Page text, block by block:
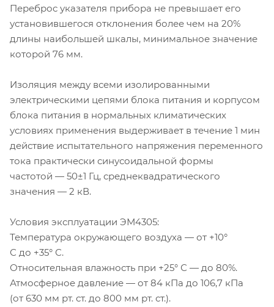
Переброс указателя прибора не превышает его
установившегося отклонения более чем на 20%
длины наибольшей шкалы, минимальное значение
которой 76 мм.
Изоляция между всеми изолированными
электрическими цепями блока питания и корпусом
блока питания в нормальных климатических
условиях применения выдерживает в течение 1 мин
действие испытательного напряжения переменного
тока практически синусоидальной формы
частотой — 50±1 Гц, среднеквадратического
значения — 2 кВ.
Условия эксплуатации ЭМ4305:
Температура окружающего воздуха — от +10°
С до +35° С.
Относительная влажность при +25° С — до 80%.
Атмосферное давление — от 84 кПа до 106,7 кПа
(от 630 мм рт. ст. до 800 мм рт. ст.).